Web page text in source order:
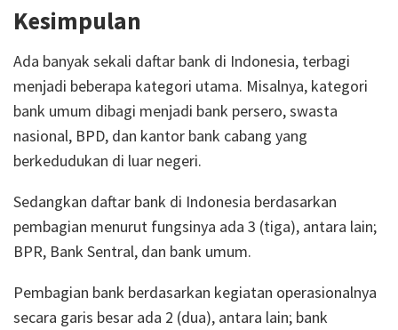
Kesimpulan
Ada banyak sekali daftar bank di Indonesia, terbagi
menjadi beberapa kategori utama. Misalnya, kategori
bank umum dibagi menjadi bank persero, swasta
nasional, BPD, dan kantor bank cabang yang
berkedudukan di luar negeri.
Sedangkan daftar bank di Indonesia berdasarkan
pembagian menurut fungsinya ada 3 (tiga), antara lain;
BPR, Bank Sentral, dan bank umum.
Pembagian bank berdasarkan kegiatan operasionalnya
secara garis besar ada 2 (dua), antara lain; bank